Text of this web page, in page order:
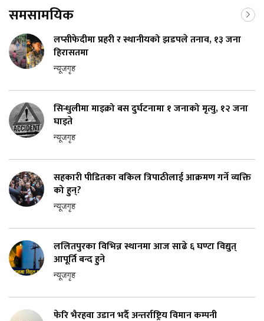
समसामयिक
लप्सीफेदीमा प्रहरी र स्थानीयको झडपले तनाव, १३ जना
हिरासतमा
न्यूजगृह
सिन्धुलीमा माइक्रो बस दुर्घटनामा १ जनाको मृत्यु, १२ जना
घाइते
न्यूजगृह
सहकारी पीडितका वकिल त्रिपाठीलाई आक्रमण गर्ने व्यक्ति
को हुन्?
न्यूजगृह
ललितपुरका विभिन्न स्थानमा आज साढे ६ घण्टा विद्युत्
आपूर्ति बन्द हुने
न्यूजगृह
फेरि भैरहवा उडान भर्दै अन्तर्राष्ट्रिय विमान कम्पनी